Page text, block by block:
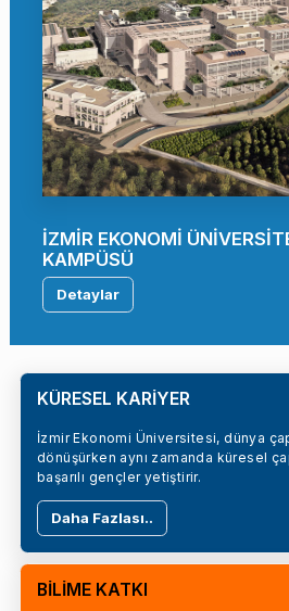
İZMİR EKONOMİ
KAMPÜSÜ
Detaylar
KÜRESEL KARİYER
İzmir Ekonomi Üniversitesi, dünya
dönüşürken aynı zamanda küresel
başarılı gençler yetiştirir.
Daha Fazlası..
BİLİME KATKI